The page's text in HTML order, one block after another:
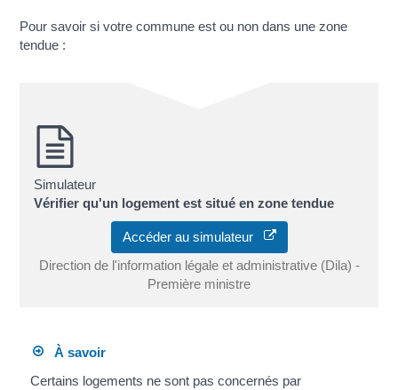
Pour savoir si votre commune est ou non dans une zone
tendue :
Simulateur
Vérifier qu'un logement est situé en zone tendue
Accéder au simulateur
Direction de l'information légale et administrative (Dila) -
Première ministre
À savoir
Certains logements ne sont pas concernés par